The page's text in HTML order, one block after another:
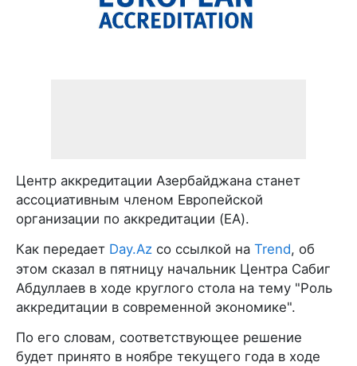
Центр аккредитации Азербайджана станет
ассоциативным членом Европейской
организации по аккредитации (EA).
Как передает Day.Az со ссылкой на Trend, об
этом сказал в пятницу начальник Центра Сабиг
Абдуллаев в ходе круглого стола на тему "Роль
аккредитации в современной экономике".
По его словам, соответствующее решение
будет принято в ноябре текущего года в ходе